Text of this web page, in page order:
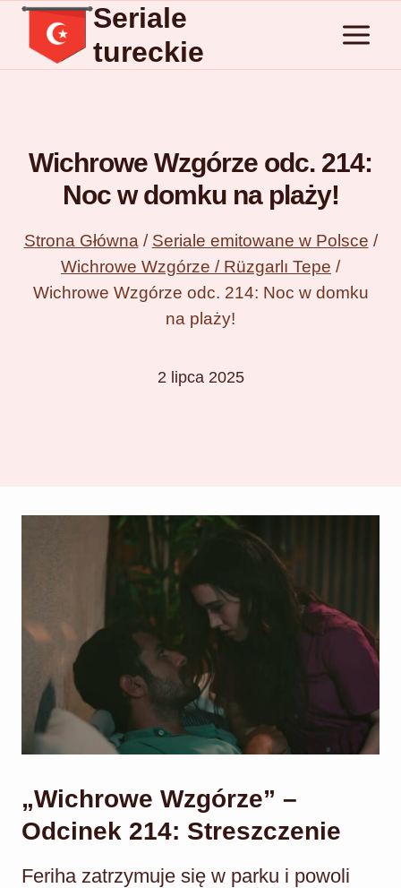
Przejdź
treści
Seriale
tureckie
Wichrowe Wzgórze odc. 214:
Noc w domku na plaży!
Strona Główna / Seriale emitowane w Polsce /
Wichrowe Wzgórze / Rüzgarlı Tepe /
Wichrowe Wzgórze odc. 214: Noc w domku
na plaży!
2 lipca 2025
„Wichrowe Wzgórze” –
Odcinek 214: Streszczenie
Feriha zatrzymuje się w parku i powoli